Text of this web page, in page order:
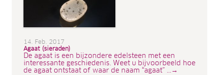
14. Feb. 2017
Agaat (sieraden)
De agaat is een bijzondere edelsteen met een
interessante geschiedenis. Weet u bijvoorbeeld hoe
de agaat ontstaat of waar de naam “agaat” ...→